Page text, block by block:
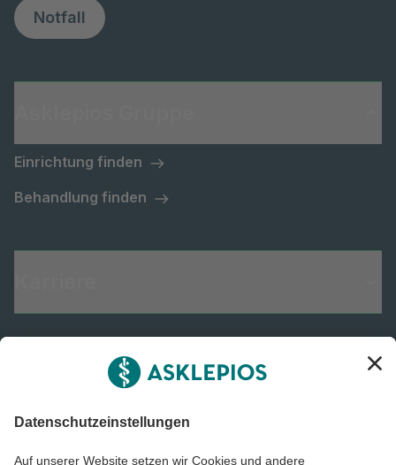
Notfall
Einrichtung finden
Behandlung finden
Informiert bleiben